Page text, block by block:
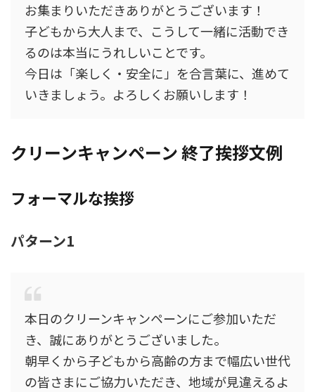
お集まりいただきありがとうございます！
子どもから大人まで、こうして一緒に活動でき
るのは本当にうれしいことです。
今日は「楽しく・安全に」を合言葉に、進めて
いきましょう。よろしくお願いします！
クリーンキャンペーン 終了挨拶文例
フォーマルな挨拶
パターン1
本日のクリーンキャンペーンにご参加いただ
き、誠にありがとうございました。
朝早くから子どもから高齢の方まで幅広い世代
の皆さまにご協力いただき、地域が見違えるよ